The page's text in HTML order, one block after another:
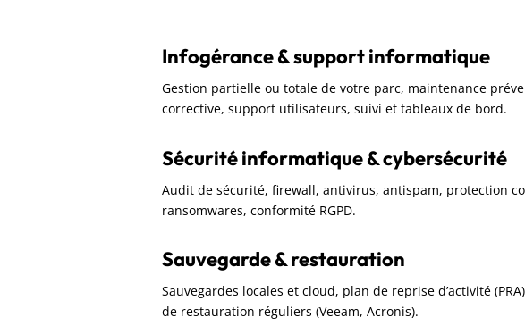
Infogérance & support informatique
Gestion partielle ou totale de votre parc, maintenance
corrective, support utilisateurs, suivi et tableaux de bord.
Sécurité informatique & cybersécurité
Audit de sécurité, firewall, antivirus, antispam, protection
ransomwares, conformité RGPD.
Sauvegarde & restauration
Sauvegardes locales et cloud, plan de reprise d’activité
de restauration réguliers (Veeam, Acronis).